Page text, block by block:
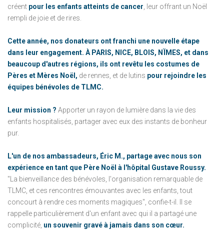
créent pour les enfants atteints de cancer, leur offrant un Noël
rempli de joie et de rires.
Cette année, nos donateurs ont franchi une nouvelle étape
dans leur engagement. À PARIS, NICE, BLOIS, NÏMES, et dans
beaucoup d'autres régions, ils ont revêtu les costumes de
Pères et Mères Noël, de rennes, et de lutins pour rejoindre les
équipes bénévoles de TLMC.
Leur mission ? Apporter un rayon de lumière dans la vie des
enfants hospitalisés, partager avec eux des instants de bonheur
pur.
L'un de nos ambassadeurs, Éric M., partage avec nous son
expérience en tant que Père Noël à l'hôpital Gustave Roussy.
"La bienveillance des bénévoles, l'organisation remarquable de
TLMC, et ces rencontres émouvantes avec les enfants, tout
concourt à rendre ces moments magiques", confie-t-il. Il se
rappelle particulièrement d'un enfant avec qui il a partagé une
complicité, un souvenir gravé à jamais dans son cœur.